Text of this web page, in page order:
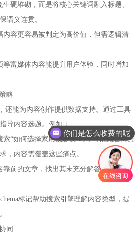
硬堆砌，而是将核心关键词融入标题、
语义连贯。
内容更容易被判定为高价值，但需逻辑清
等富媒体内容能提升用户体验，同时增加
略
还能为内容创作提供数据支持。通过工具
导内容选题。例如：
索“如何选择家用投影仪”时，可能隐含对亮
，内容需覆盖这些痛点。
靠前的文章，找出其未充分解答的问题，
标记帮助搜索引擎理解内容类型，提
同
你们是怎么收费的呢